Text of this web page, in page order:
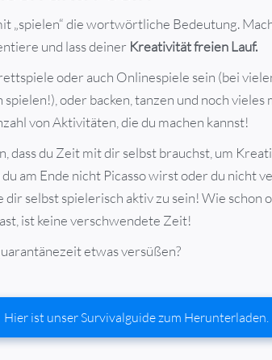
„spielen“ die wortwörtliche Bedeutung.
und lass deiner Kreativität freien Lauf.
oder auch Onlinespiele sein (bei
oder backen, tanzen und noch vieles
von Aktivitäten, die du machen kannst!
dass du Zeit mit dir selbst brauchst, um
am Ende nicht Picasso wirst oder du nicht
dir selbst spielerisch aktiv zu sein! Wie schon
ist keine verschwendete Zeit!
etwas versüßen?
Hier ist unser Survivalguide zum Herunterladen.